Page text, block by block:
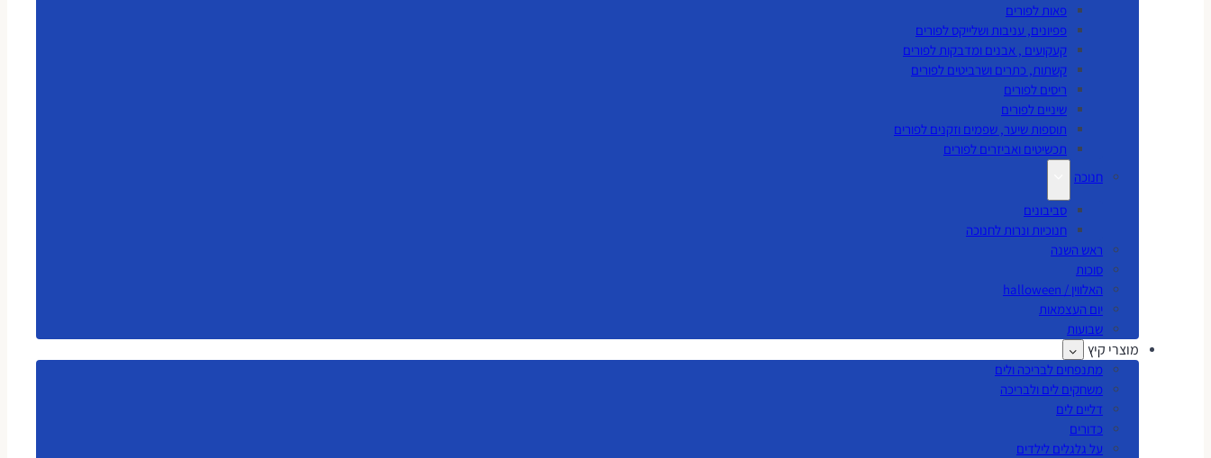
פאות לפורים
פפיונים, עניבות ושלייקס לפורים
קעקועים , אבנים ומדבקות לפורים
קשתות, כתרים ושרביטים לפורים
ריסים לפורים
שיניים לפורים
תוספות שיער, שפמים וזקנים לפורים
תכשיטים ואביזרים לפורים
חנוכה
סביבונים
חנוכיות ונרות לחנוכה
ראש השנה
סוכות
האלווין / halloween
יום העצמאות
שבועות
מוצרי קיץ
מתנפחים לבריכה ולים
משחקים לים ולבריכה
דליים לים
כדורים
על גלגלים לילדים